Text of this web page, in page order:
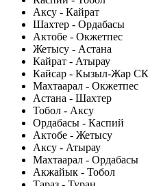
Аксу - Кайрат
Шахтер - Ордабасы
Актобе - Окжетпес
Жетысу - Астана
Кайрат - Атырау
Кайсар - Кызыл-Жар СК
Махтаарал - Окжетпес
Астана - Шахтер
Тобол - Аксу
Ордабасы - Каспий
Актобе - Жетысу
Аксу - Атырау
Махтаарал - Ордабасы
Акжайык - Тобол